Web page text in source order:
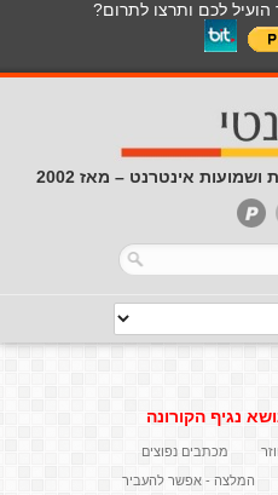
לכם ותרצו לתרום?
אינטרנט – מאז 2002
נגיף הקורונה
מכתבים נפוצים
המלצה - אפשר להעביר